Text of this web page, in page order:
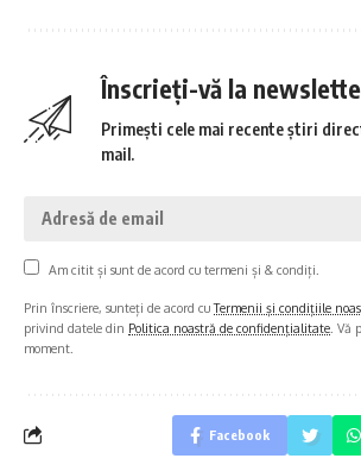
Înscrieți-vă la
Primești cele mai recente știri
mail.
Am citit și sunt de acord cu termeni și & condiți.
Prin înscriere, sunteți de acord cuTermenii și condițiile
privind datele din Politica noastră de confidențialitate .
moment.
Facebook